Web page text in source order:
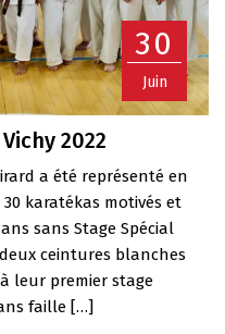
30
Juin
2022
a été représenté en
karatékas motivés et
sans Stage Spécial
ceintures blanches
leur premier stage
faille […]